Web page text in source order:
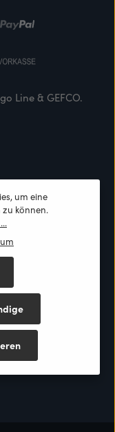
Line & GEFCO.
um eine
können.